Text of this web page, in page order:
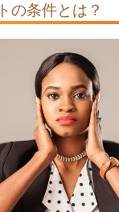
の条件とは？